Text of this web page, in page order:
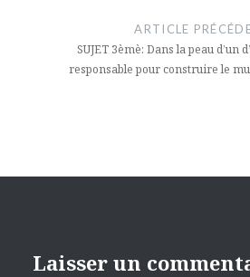
l’article
ARTICLE
SUJET 3èmè: Dans la peau d’un
responsable pour construire le
Laisser un